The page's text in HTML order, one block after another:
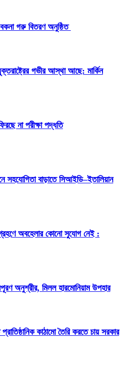
বকনা গরু বিতরণ অনুষ্ঠিত
গভীর আস্থা আছে: মার্কিন
না পরীক্ষা পদ্ধতি
সহযোগিতা বাড়াতে সিআইডি–ইতালিয়ান
অবহেলার কোনো সুযোগ নেই :
অনুশ্রীর, মিলল হারমোনিয়াম উপহার
কাঠামো তৈরি করতে চায় সরকার